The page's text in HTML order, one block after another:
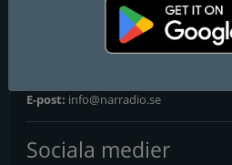
Kontakter
http://www.narradio.se/
E-post: info@narradio.se
Sociala medier